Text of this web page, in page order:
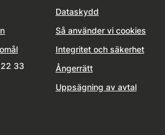
33
Dataskydd
Så använder vi cookies
Integritet och säkerhet
Ångerrätt
Uppsägning av avtal